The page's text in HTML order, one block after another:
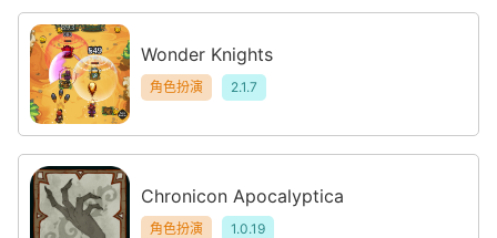
Wonder Knights
角色扮演 2.1.7
Chronicon Apocalyptica
角色扮演 1.0.19